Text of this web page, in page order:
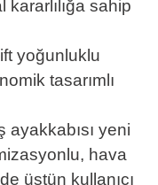
sahip
yoğunluklu
tasarımlı
ayakkabısı yeni
hava
üstün kullanıcı